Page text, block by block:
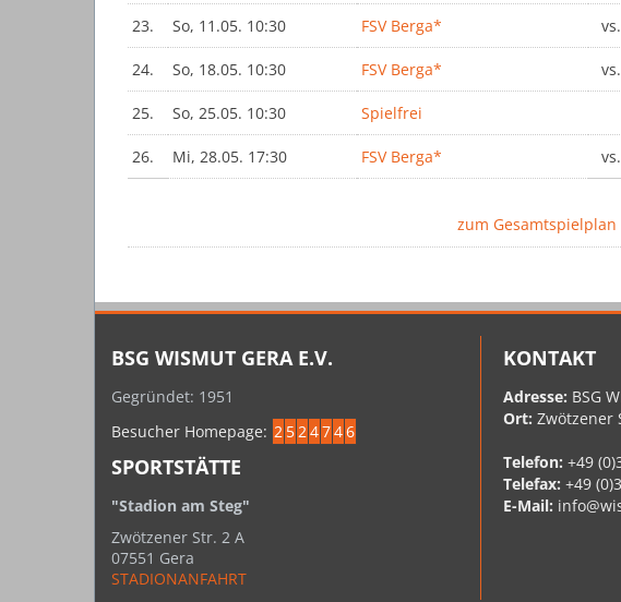
23. So, 11.05. 10:30 FSV Berga* vs.
24. So, 18.05. 10:30 FSV Berga* vs.
25. So, 25.05. 10:30 Spielfrei
26. Mi, 28.05. 17:30 FSV Berga* vs.
zum Gesamtspielplan
BSG WISMUT GERA E.V.
Gegründet: 1951
Besucher Homepage: 2 524746
SPORTSTÄTTE
"Stadion am Steg"
Zwötzener Str. 2 A
07551 Gera
STADIONANFAHRT
KONTAKT
Adresse: BSG
Ort:Zwötzener
Telefon:+49
Telefax:+49
E-Mail: